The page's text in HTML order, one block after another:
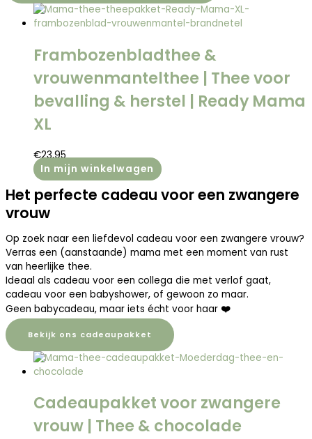
Frambozenbladthee &
vrouwenmantelthee | Thee voor
bevalling & herstel | Ready Mama
XL
€23,95
In mijn winkelwagen
Het perfecte cadeau voor een zwangere
vrouw
Op zoek naar een liefdevol cadeau voor een zwangere vrouw?
Verras een (aanstaande) mama met een moment van rust
van heerlijke thee.
Ideaal als cadeau voor een collega die met verlof gaat,
cadeau voor een babyshower, of gewoon zo maar.
Geen babycadeau, maar iets écht voor haar ❤️
Bekijk ons cadeaupakket
Cadeaupakket voor zwangere
vrouw | Thee & chocolade